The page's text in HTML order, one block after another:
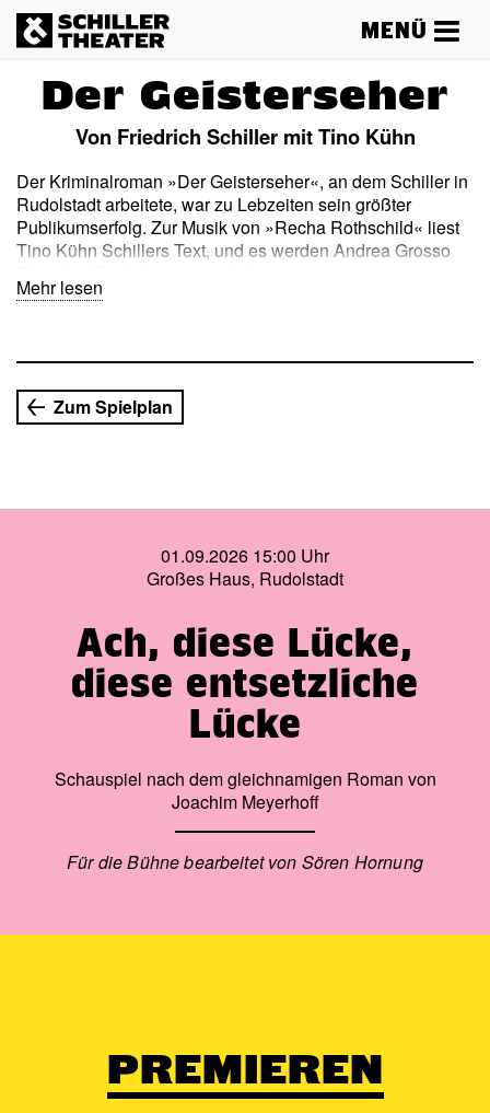
MENÜ
Der Geisterseher
Von Friedrich Schiller mit Tino Kühn
Der Kriminalroman »Der Geisterseher«, an dem Schiller in
Rudolstadt arbeitete, war zu Lebzeiten sein größter
Publikumserfolg. Zur Musik von »Recha Rothschild« liest
Tino Kühn Schillers Text, und es werden Andrea Grosso
Mehr lesen
Zum Spielplan
01.09.2026 15:00 Uhr
Großes Haus, Rudolstadt
Ach, diese Lücke,
diese entsetzliche
Lücke
Schauspiel nach dem gleichnamigen Roman von
Joachim Meyerhoff
Für die Bühne bearbeitet von Sören Hornung
PREMIEREN